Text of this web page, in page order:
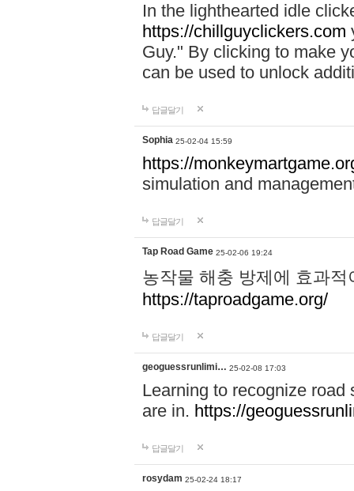
In the lighthearted idle
https://chillguyclickers.com
Guy." By clicking to make
can be used to unlock
답글달기
Sophia 25-02-04 15:59
https://
simulation and
답글달기
Tap Road Game 25-02-06 19:24
농작물 해충 방제에 효과
https://taproadgame.org/
답글달기
geoguessrunlimi… 25-02-08 17:03
Learning to recognize
are in. https://
답글달기
rosydam 25-02-24 18:17